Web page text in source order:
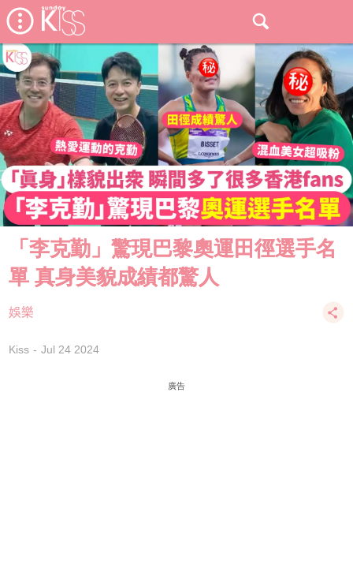
「李克勤」驚現巴黎奧運田徑選手名
單 真身美貌成績都驚人
娛樂
Kiss Jul 24 2024
廣告